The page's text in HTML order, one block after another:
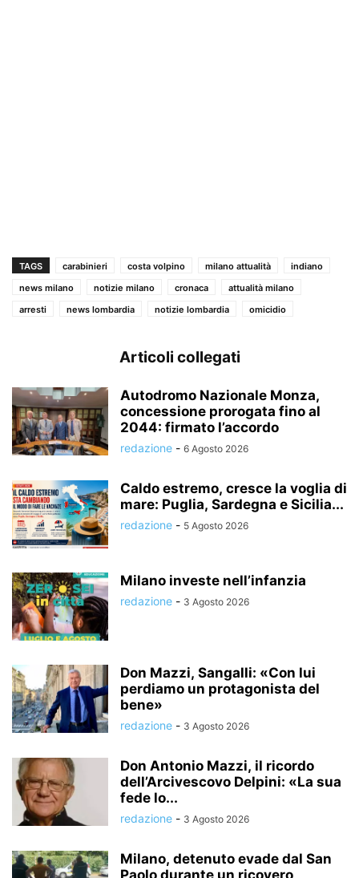
TAGS carabinieri costa volpino milano attualità
indiano
news milano
notizie milano cronaca
attualità milano
arresti
news lombardia notizie lombardia omicidio
Articoli collegati
Autodromo Nazionale Monza,
concessione prorogata fino al
2044: firmato l’accordo
redazione - 6 Agosto 2026
Caldo estremo, cresce la voglia di
mare: Puglia, Sardegna e Sicilia...
redazione - 5 Agosto 2026
Milano investe nell’infanzia
redazione - 3 Agosto 2026
Don Mazzi, Sangalli: «Con lui
perdiamo un protagonista del
bene»
redazione - 3 Agosto 2026
Don Antonio Mazzi, il ricordo
dell’Arcivescovo Delpini: «La sua
fede lo...
redazione - 3 Agosto 2026
Milano, detenuto evade dal San